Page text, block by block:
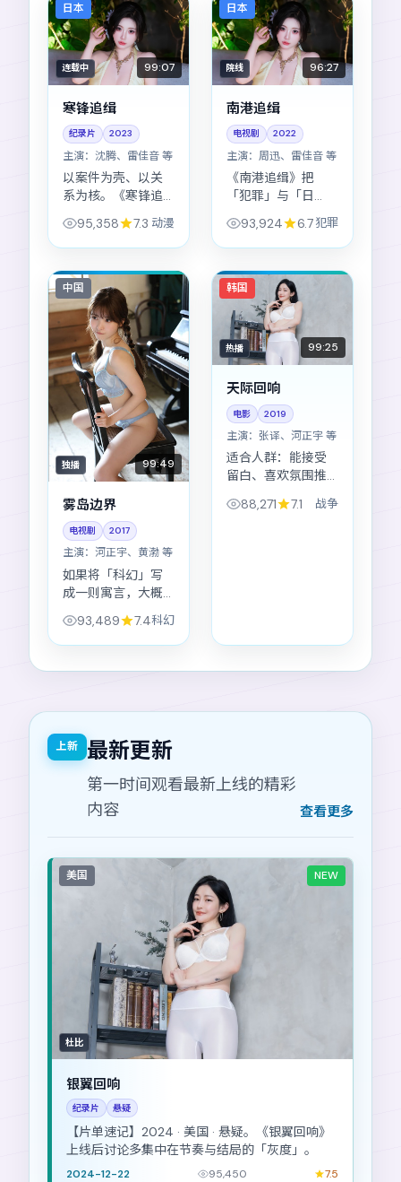
日本
连载中 99:07
寒锋追缉
纪录片 2023
主演： 沈腾、雷佳音 等
以案件为壳、以关
系为核。《寒锋追
缉》把动漫元素当
作探针，去测人与
人之间还剩多少温
度。
95,358 7.3 动漫
日本
院线 96:27
南港追缉
电视剧 2022
主演： 周迅、雷佳音 等
《南港追缉》把
「犯罪」与「日
本」叙事习惯拧成
一股绳，乌尔善用
克制镜头贴近人物
内心的暗涌。
93,924 6.7犯罪
中国
独播 99:49
雾岛边界
电视剧 2017
主演： 河正宇、黄渤 等
如果将「科幻」写
成一则寓言，大概
在2017年的样子：
不急着表态，却把
93,489 7.4科幻
韩国
热播 99:25
天际回响
电影 2019
主演： 张译、河正宇 等
适合人群：能接受
留白、喜欢氛围推
回响》不急着给答
88,271 7.1 战争
上新 最新更新
第一时间观看最新上线的精彩
内容
查看更多
美国 NEW
杜比
银翼回响
纪录片 悬疑
【片单速记】2024 · 美国 · 悬疑。《银翼回响》
上线后讨论多集中在节奏与结局的「灰度」。
2024-12-22 95,450 7.5